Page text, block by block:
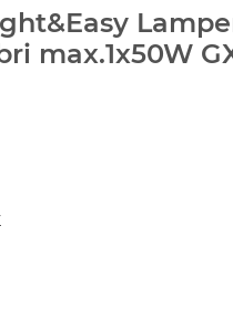
max.1x50W